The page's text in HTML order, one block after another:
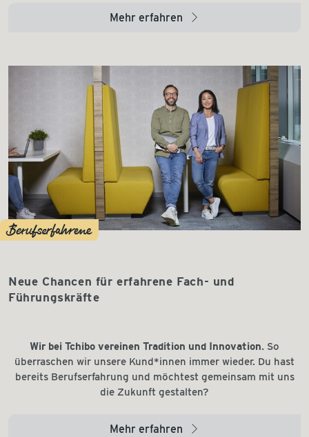
Mehr erfahren arrow_right
Berufserfahrene
Neue Chancen für erfahrene Fach- und
Führungskräfte
Wir bei Tchibo vereinen Tradition und Innovation. So
überraschen wir unsere Kund*innen immer wieder. Du hast
bereits Berufserfahrung und möchtest gemeinsam mit uns
die Zukunft gestalten?
Mehr erfahren arrow_right